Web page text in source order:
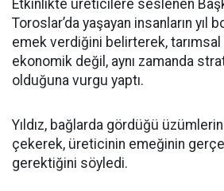
Etkinlikte üreticilere seslenen
Toroslar’da yaşayan insanların yıl
emek verdiğini belirterek, tarımsal
ekonomik değil, aynı zamanda
olduğuna vurgu yaptı.
Yıldız, bağlarda gördüğü
çekerek, üreticinin emeğinin
gerektiğini söyledi.